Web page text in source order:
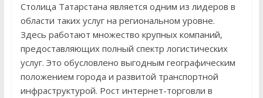
Столица Татарстана является одним из лидеров в
области таких услуг на региональном уровне.
Здесь работают множество крупных компаний,
предоставляющих полный спектр логистических
услуг. Это обусловлено выгодным географическим
положением города и развитой транспортной
инфраструктурой. Рост интернет-торговли в